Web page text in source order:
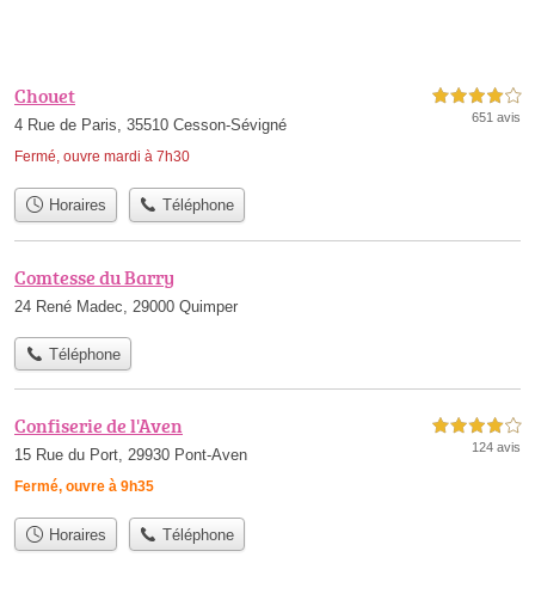
Chouet
4 Rue de Paris, 35510 Cesson-Sévigné
Fermé, ouvre mardi à 7h30
4,0 étoiles sur 5
651 avis
Horaires Téléphone
Comtesse du Barry
24 René Madec, 29000 Quimper
Téléphone
Confiserie de l'Aven
15 Rue du Port, 29930 Pont-Aven
Fermé, ouvre à 9h35
4,0 étoiles sur 5
124 avis
Horaires Téléphone